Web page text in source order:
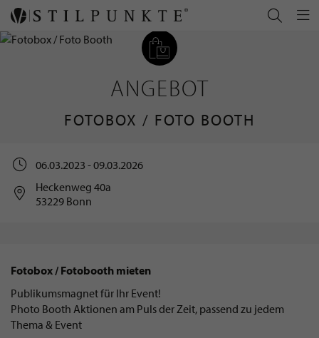
ANGEBOT
FOTOBOX / FOTO BOOTH
06.03.2023 - 09.03.2026
Heckenweg 40a
53229 Bonn
Fotobox / Fotobooth mieten
Publikumsmagnet für Ihr Event!
Photo Booth Aktionen am Puls der Zeit, passend zu jedem
Thema & Event